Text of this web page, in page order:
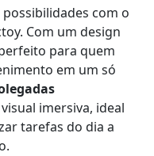
com o
Com um design
para quem
em um só
imersiva, ideal
tarefas do dia a